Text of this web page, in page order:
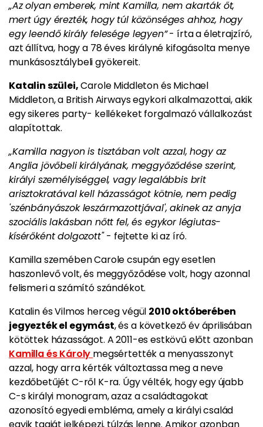
„Az olyan emberek, mint Kamilla, nem akarták őt,
mert úgy érezték, hogy túl közönséges ahhoz, hogy
egy leendő király felesége legyen”- írta a életrajzíró,
azt állítva, hogy a 78 éves királyné kifogásolta menye
munkásosztálybeli gyökereit.
Katalin szülei,Carole Middleton és Michael
Middleton, a British Airways egykori alkalmazottai, akik
egy sikeres party- kellékeket forgalmazó vállalkozást
alapítottak.
„Kamilla nagyon is tisztában volt azzal, hogy az
Anglia jövőbeli királyának, meggyőződése szerint,
királyi személyiséggel, vagy legalábbis brit
arisztokratával kell házasságot kötnie, nem pedig
'szénbányászok leszármazottjával', akinek az anyja
szociális lakásban nőtt fel, és egykor légiutas-
kísérőként dolgozott"- fejtette ki az író.
Kamilla szemében Carole csupán egy esetlen
haszonlevő volt, és meggyőződése volt, hogy azonnal
felismeri a számító szándékot.
Katalin és Vilmos herceg végül 2010 októberében
jegyezték el egymást, és a következő év áprilisában
kötöttek házasságot. A 2011-es estkövű előtt azonban
Kamilla és Károly megsértették a menyasszonyt
azzal, hogy arra kérték változtassa meg a neve
kezdőbetűjét C-ről K-ra. Úgy vélték, hogy egy újabb
C-s királyi monogram, azaz a családtagokat
azonosító egyedi embléma, amely a királyi család